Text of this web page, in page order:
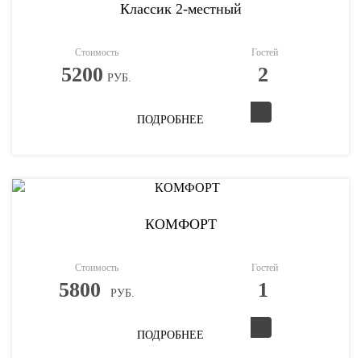
Классик 2-местный
Стоимость
5200 РУБ.
Гостей
2
ПОДРОБНЕЕ
КОМФОРТ
Стоимость
5800 РУБ.
Гостей
1
ПОДРОБНЕЕ